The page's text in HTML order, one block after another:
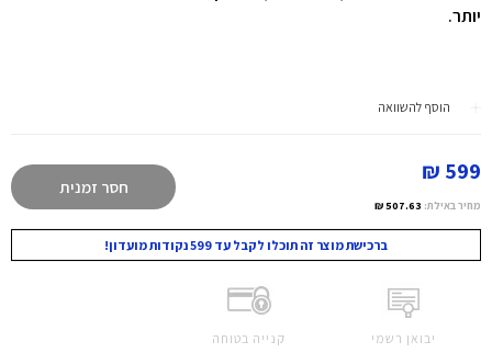
יותר.
הוסף להשוואה
599 ₪
מחיר באילת: 507.63 ₪
חסר זמנית
ברכישת מוצר זה תוכלו לקבל עד 599 נקודות מועדון!
יבואן רשמי קנייה בטוחה